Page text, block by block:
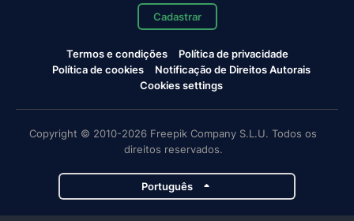
Cadastrar
Termos e condições
Política de privacidade
Política de cookies
Notificação de Direitos Autorais
Cookies settings
Copyright © 2010-2026 Freepik Company S.L.U. Todos os
direitos reservados.
Português